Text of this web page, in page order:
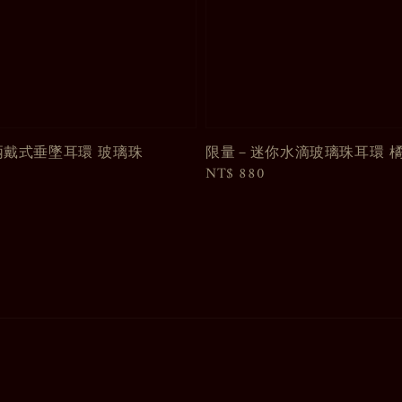
式垂墜耳環 玻璃珠
限量－迷你水滴玻璃珠耳環
Regular
NT$ 880